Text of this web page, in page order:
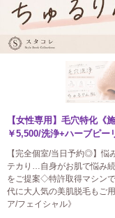
【女性専用】毛穴特化
￥5,500/洗浄+ハーブピー
【完全個室/当日予約◎】悩
テカり…自身がお肌で悩み
をご提案◇特許取得マシン
代に大人気の美肌脱毛もご
ア/フェイシャル》